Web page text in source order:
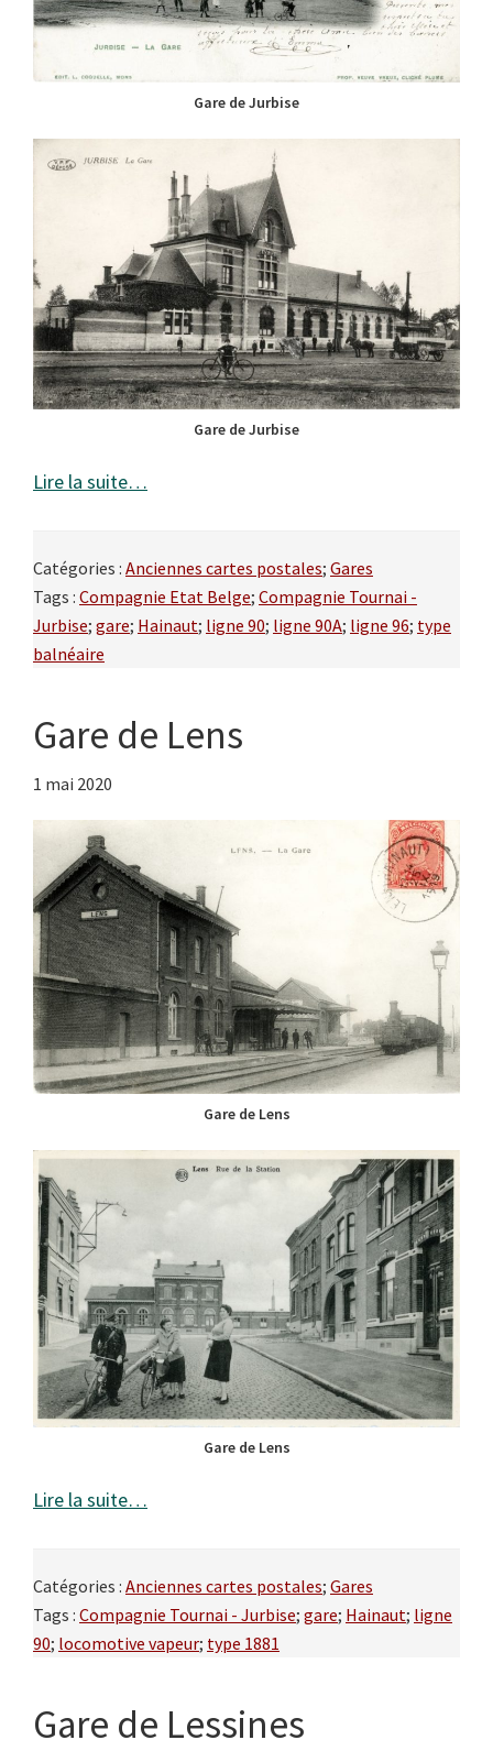
Gare de Jurbise
Gare de Jurbise
Lire la suite…
Catégories : Anciennes cartes postales; Gares
Tags : Compagnie Etat Belge; Compagnie Tournai -
Jurbise; gare; Hainaut; ligne 90; ligne 90A; ligne 96; type
balnéaire
Gare de Lens
1 mai 2020
Gare de Lens
Gare de Lens
Lire la suite…
Catégories : Anciennes cartes postales; Gares
Tags : Compagnie Tournai - Jurbise; gare; Hainaut; ligne
90; locomotive vapeur; type 1881
Gare de Lessines